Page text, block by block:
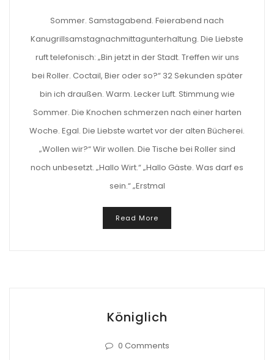
Sommer. Samstagabend. Feierabend nach
Kanugrillsamstagnachmittagunterhaltung. Die Liebste
ruft telefonisch: „Bin jetzt in der Stadt. Treffen wir uns
bei Roller. Coctail, Bier oder so?“ 32 Sekunden später
bin ich draußen. Warm. Lecker Luft. Stimmung wie
Sommer. Die Knochen schmerzen nach einer harten
Woche. Egal. Die Liebste wartet vor der alten Bücherei.
„Wollen wir?“ Wir wollen. Die Tische bei Roller sind
noch unbesetzt. „Hallo Wirt.“ „Hallo Gäste. Was darf es
sein.“ „Erstmal
Read More
Königlich
0 Comments